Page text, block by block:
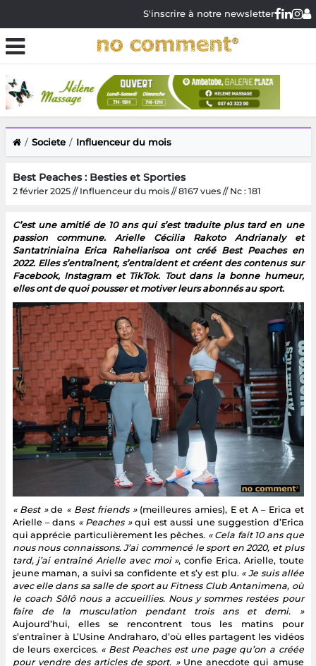
S'inscrire à notre newsletter
Societe Influenceur du mois
Best Peaches : Besties et Sporties
2 février 2025 // Influenceur du mois // 8167 vues // Nc : 181
C’est une amitié de 10 ans qui s’est traduite plus tard en une
passion commune. Arielle Cécilia Rakoto Andrianaly et
Santatriniaina Erica Raheliarisoa ont créé Best Peaches en
2022. Elles s’entraînent, s’entraident et créent des contenus sur
Facebook, Instagram et TikTok. Tout dans la bonne humeur,
elles ont de quoi pousser et motiver leurs abonnés au sport.
« Best »de « Best friends »(meilleures amies), E et A – Erica et
Arielle – dans « Peaches »qui est aussi une suggestion d’Erica
qui apprécie particulièrement les pêches. « Cela fait 10 ans que
nous nous connaissons. J’ai commencé le sport en 2020, et plus
tard, j’ai entraîné Arielle avec moi », confie Erica. Arielle, toute
jeune maman, a suivi sa confidente et s’y est plu. « Je suis allée
avec elle dans sa salle de sport au Fitness Club Antanimena, où
le coach Sôlô nous a accueillies. Nous y sommes restées pour
faire de la musculation pendant trois ans et demi. »
Aujourd’hui, elles se rencontrent tous les matins pour
s’entraîner à L’Usine Andraharo, d’où elles partagent les vidéos
de leurs exercices. « Best Peaches est une page qu’on a créée
pour vendre des articles de sport. »Une anecdote qui amuse